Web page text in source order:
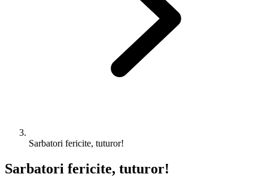
Sarbatori fericite, tuturor!
Sarbatori fericite, tuturor!